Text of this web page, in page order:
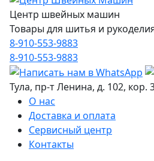
Центр швейных машин
Товары для шитья и
8-910-553-9883
8-910-553-9883
Тула, пр-т Ленина, д. 102, кор.
О нас
Доставка и оплата
Сервисный центр
Контакты